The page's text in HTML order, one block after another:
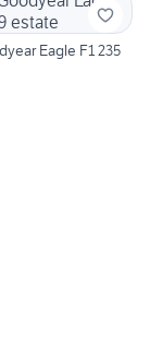
Eagle F1 235